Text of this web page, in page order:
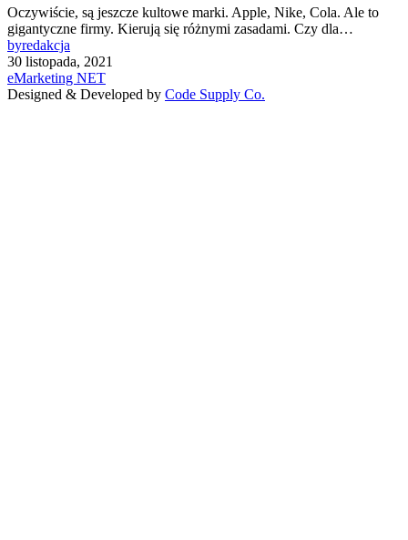
Oczywiście, są jeszcze kultowe marki. Apple, Nike, Cola. Ale to
gigantyczne firmy. Kierują się różnymi zasadami. Czy dla…
byredakcja
30 listopada, 2021
eMarketing NET
Designed & Developed by Code Supply Co.